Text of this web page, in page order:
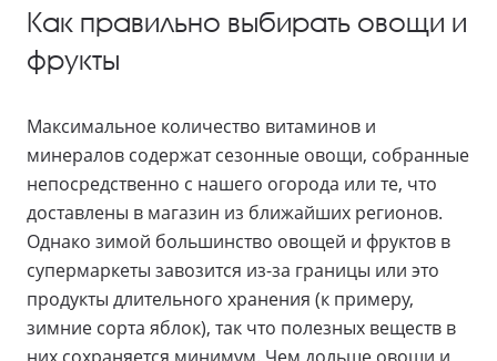
Как правильно выбирать овощи и
фрукты
Максимальное количество витаминов и
минералов содержат сезонные овощи, собранные
непосредственно с нашего огорода или те, что
доставлены в магазин из ближайших регионов.
Однако зимой большинство овощей и фруктов в
супермаркеты завозится из-за границы или это
продукты длительного хранения (к примеру,
зимние сорта яблок), так что полезных веществ в